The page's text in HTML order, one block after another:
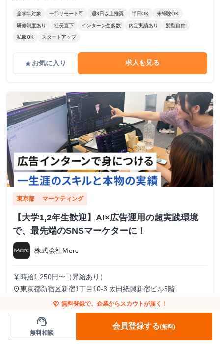
全学年対象 一部リモート可 週3日以上推奨 半日OK 未経験OK
研修制度あり 社長直下 インターン生多数 内定実績あり 髪型自由
私服OK スタートアップ
gradeお気に入り 求人を見る
東京都 マーケティング
【大学1,2年生歓迎】AI×広告運用の超実践環境
で、最先端のSNSマーケターに！
株式会社Merc
currency_yen 時給1,250円〜（昇給あり）
place東京都新宿区新宿1丁目10-3 太田紙興新宿ビル5階
新宿御苑前駅から徒歩3分、リモート勤務も可能
calendar_today週3日〜 / 週20時間〜
全学年対象 一部リモート可 週3日以上推奨 土日OK 半日OK
handshake 無料登録で、企業からスカウトが届く！
support_agent
無料相談
会員登録する(無料)